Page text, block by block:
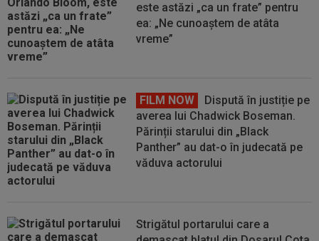
este astăzi „ca un frate” pentru
ea: „Ne cunoaștem de atâta
vreme”
FILM NOW
Dispută în justiție pe
averea lui Chadwick Boseman.
Părinții starului din „Black
Panther” au dat-o în judecată pe
văduva actorului
Strigătul portarului care a